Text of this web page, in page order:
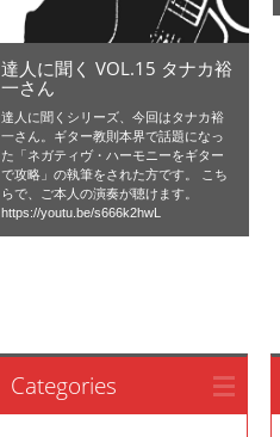
達人に聞く VOL.15 タナカ裕
一さん
達人に聞くシリーズ、今回はタナカ裕
一さん。ギター教則本界で話題になっ
た「ネガティヴ・ハーモニーをギター
で攻略」の執筆をされた方です。 こち
らで、ご本人の演奏が聴けます。
https://youtu.be/s666k2hwL
Categories